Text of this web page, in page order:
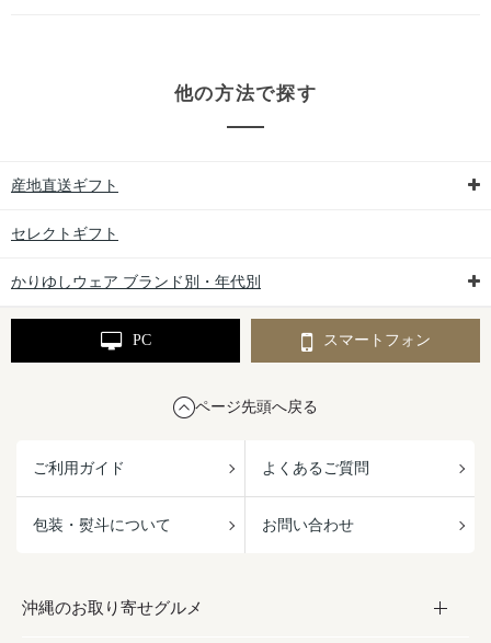
他の方法で探す
産地直送ギフト
セレクトギフト
かりゆしウェア ブランド別・年代別
PC スマートフォン
ページ先頭へ戻る
ご利用ガイド よくあるご質問
包装・熨斗について お問い合わせ
沖縄のお取り寄せグルメ